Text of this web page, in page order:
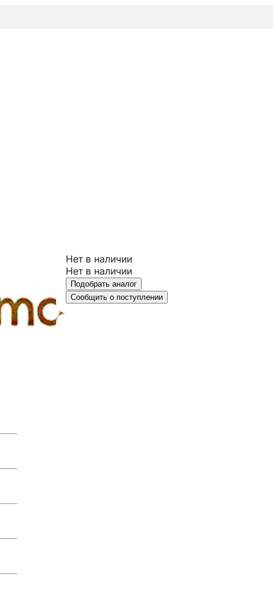
Нет в наличии
Нет в наличии
Подобрать аналог
Сообщить о поступлении